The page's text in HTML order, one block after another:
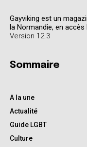
Gayviking est un
la Normandie, en accès
Version 12.3
Sommaire
A la une
Actualité
Guide LGBT
Culture